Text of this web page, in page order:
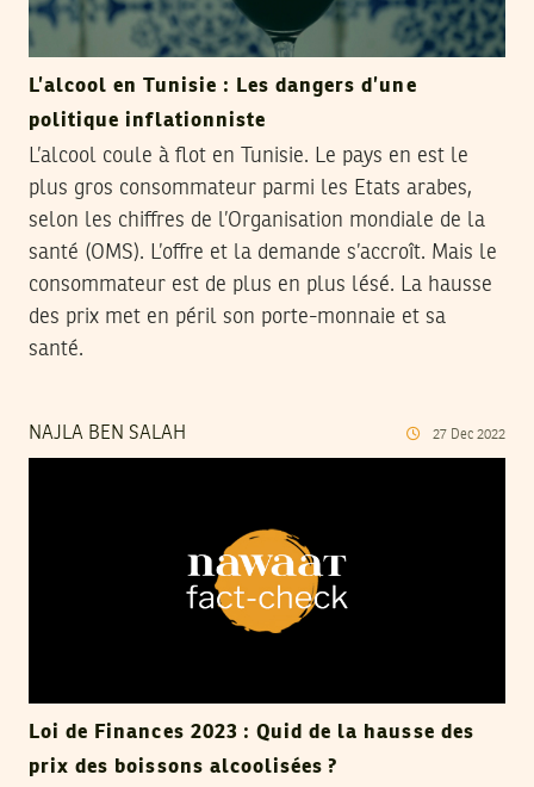
L’alcool en Tunisie : Les dangers d’une
politique inflationniste
L’alcool coule à flot en Tunisie. Le pays en est le
plus gros consommateur parmi les Etats arabes,
selon les chiffres de l’Organisation mondiale de la
santé (OMS). L’offre et la demande s’accroît. Mais le
consommateur est de plus en plus lésé. La hausse
des prix met en péril son porte-monnaie et sa
santé.
NAJLA BEN SALAH 27 Dec 2022
Loi de Finances 2023 : Quid de la hausse des
prix des boissons alcoolisées ?